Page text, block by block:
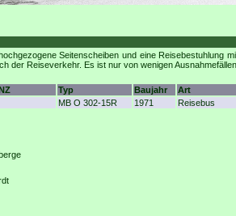
Seitenscheiben und eine Reisebestuhlung
der Reiseverkehr. Es ist nur von wenigen
Typ Baujahr Art
MB O 302-15R 1971 Reisebus